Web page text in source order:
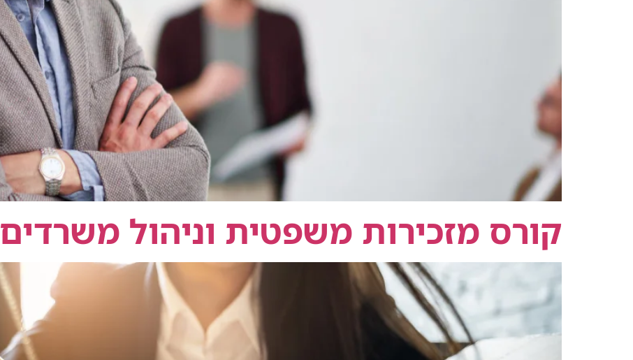
קורס מזכירות משפטית וניהול משרדים